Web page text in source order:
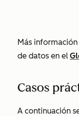
Más
de datos en el
Casos
A continuación